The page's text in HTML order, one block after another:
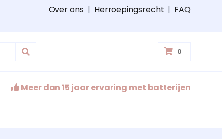
Over ons | Herroepingsrecht | FAQ
0
Meer dan 15 jaar ervaring met batterijen